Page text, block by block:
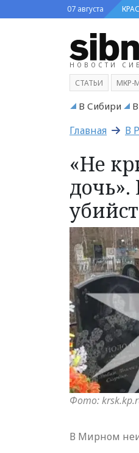
07 августа
НОВОСТИ
СТАТЬИ МКР-
В Сибири
Главная В
«Не
дочь».
Фото:
В Мирном